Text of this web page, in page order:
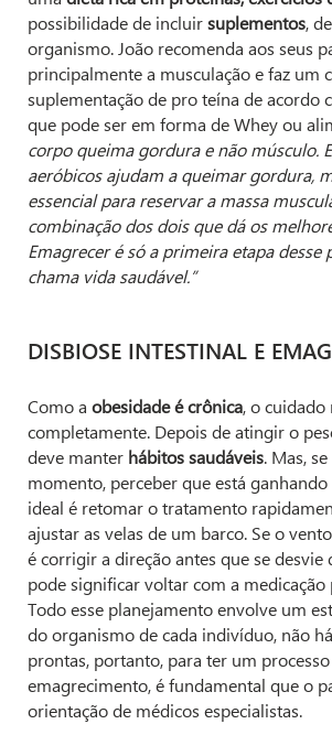
possibilidade de incluirsuplementos,
organismo. João recomenda aos seus
principalmente a musculação e faz um
suplementação de pro teína de acordo
que pode ser em forma de Whey ou
corpo queima gordura e não músculo.
aeróbicos ajudam a queimar gordura,
essencial para reservar a massa
combinação dos dois que dá os
Emagrecer é só a primeira etapa desse
chama vida saudável.”
DISBIOSE INTESTINAL E
Como a obesidade é crônica, o cuidado
completamente. Depois de atingir o
deve manter hábitos saudáveis. Mas,
momento, perceber que está
ideal é retomar o tratamento
ajustar as velas de um barco. Se o
é corrigir a direção antes que se desvie
pode significar voltar com a
Todo esse planejamento envolve um
do organismo de cada indivíduo, não
prontas, portanto, para ter um
emagrecimento, é fundamental que o
orientação de médicos especialistas.